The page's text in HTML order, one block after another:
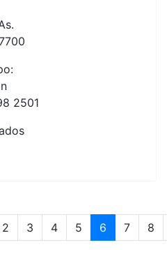
2501
2 3 4 5 6 7 8